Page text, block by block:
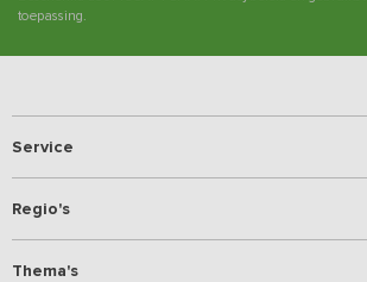
toepassing.
Service
Regio's
Thema's